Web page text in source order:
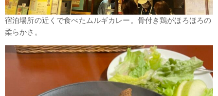
宿泊場所の近くで食べたムルギカレー。骨付き鶏がほろほろの
柔らかさ。